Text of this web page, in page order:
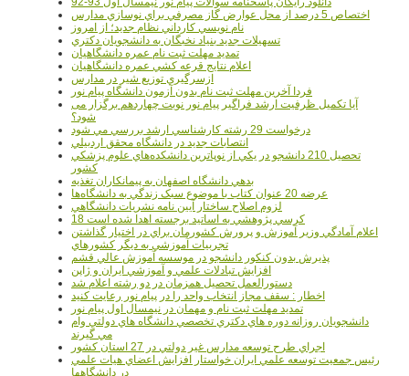
اختصاص 5 درصد از محل عوارض گاز مصرفي براي نوسازي مدارس
نام نويسي کارداني نظام جديد؛ از امروز
تسهيلات جديد بنياد نخبگان به دانشجويان دکتري
تمديد مهلت ثبت نام عمره دانشگاهيان
اعلام نتايج قرعه کشي عمره دانشگاهيان
ازسرگيري توزيع شير در مدارس
فردا آخرین مهلت ثبت نام بدون آزمون دانشگاه پیام نور
آیا تکمیل ظرفیت ارشد فراگیر پیام نور نوبت چهاردهم برگزار می
شود؟
درخواست 29 رشته کارشناسي ارشد بررسي مي شود
انتصابات جديد در دانشگاه محقق اردبيلي
تحصيل 210 دانشجو در يکي از نوپاترين دانشکده‌هاي علوم پزشکي
کشور
بدهي دانشگاه اصفهان به پيمانکاران تغذيه
عرضه 20 عنوان کتاب با موضوع سبک زندگي به دانشگاه‌ها
لزوم اصلاح ساختار آيين نامه نشريات دانشگاهي
18 کرسي پژوهشي به اساتيد برجسته اهدا شده است
اعلام آمادگي وزير آموزش و پرورش کشورمان براي در اختيار گذاشتن
تجربيات آموزشي به ديگر کشورهاي
پذيرش بدون کنکور دانشجو در موسسه آموزش عالي قشم
افزايش تبادلات علمي و آموزشي ايران و ژاپن
دستورالعمل تحصیل همزمان در دو رشته اعلام شد
اخطار : سقف مجاز انتخاب واحد را در پیام نور رعایت کنید
تمدید مهلت ثبت نام و مهمان در نیمسال اول پیام نور
دانشجويان روزانه دوره هاي دكتري تخصصي دانشگاه هاي دولتي وام
مي گيرند
اجراي طرح توسعه مدارس غير دولتي در 27 استان کشور
رئيس جمعيت توسعه علمي ايران خواستار افزايش اعضاي هيات علمي
در دانشگاهها